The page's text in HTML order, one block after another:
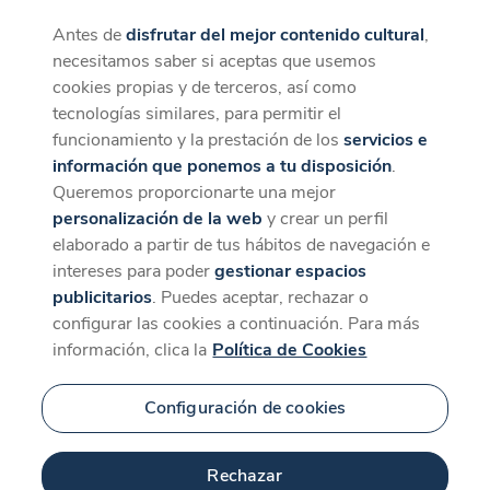
CaixaForum+
La mejor experiencia desde la App
Descargar
Antes dedisfrutar del mejor contenido cultural,
necesitamos saber si aceptas que usemos
cookies propias y de terceros, así como
tecnologías similares, para permitir el
funcionamiento y la prestación de losservicios e
información que ponemos a tu disposición.
Queremos proporcionarte una mejor
personalización de la web y crear un perfil
elaborado a partir de tus hábitos de navegación e
intereses para podergestionar espacios
publicitarios. Puedes aceptar, rechazar o
configurar las cookies a continuación. Para más
información, clica la Política de Cookies
Configuración de cookies
Rechazar